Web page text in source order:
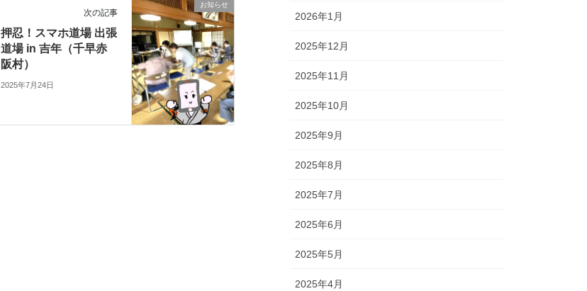
お知らせ
次の記事
押忍！スマホ道場 出張
道場 in 吉年（千早赤
阪村）
2025年7月24日
2026年1月
2025年12月
2025年11月
2025年10月
2025年9月
2025年8月
2025年7月
2025年6月
2025年5月
2025年4月